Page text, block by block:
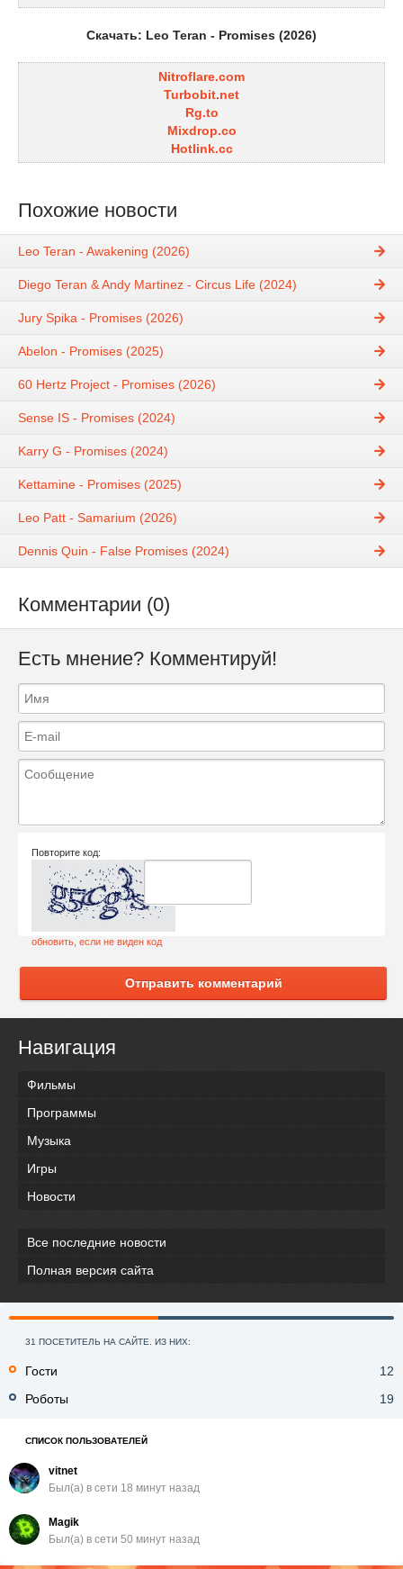
Скачать: Leo Teran - Promises (2026)
Nitroflare.com
Turbobit.net
Rg.to
Mixdrop.co
Hotlink.cc
Похожие новости
Leo Teran - Awakening (2026)
Diego Teran & Andy Martinez - Circus Life (2024)
Jury Spika - Promises (2026)
Abelon - Promises (2025)
60 Hertz Project - Promises (2026)
Sense IS - Promises (2024)
Karry G - Promises (2024)
Kettamine - Promises (2025)
Leo Patt - Samarium (2026)
Dennis Quin - False Promises (2024)
Комментарии (0)
Есть мнение? Комментируй!
Повторите код:
обновить, если не виден код
Отправить комментарий
Навигация
Фильмы
Программы
Музыка
Игры
Новости
Все последние новости
Полная версия сайта
31 ПОСЕТИТЕЛЬ НА САЙТЕ. ИЗ НИХ:
Гости
12
Роботы
19
СПИСОК ПОЛЬЗОВАТЕЛЕЙ
vitnet
Был(a) в сети 18 минут назад
Magik
Был(a) в сети 50 минут назад